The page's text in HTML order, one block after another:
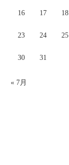
16 17 18
23 24 25
30 31
« 7月